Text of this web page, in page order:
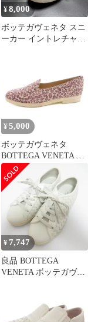
¥8,000
ボッテガヴェネタ スニ
ーカー イントレチャー
¥ 5,000
ボッテガヴェネタ
BOTTEGA VENETA ス
ニーカー スリッポン ヒ
ョウ柄 ハラコ 36.5 白
ホワイト 紫 パープル
/FF ■IBO100
¥ 7,747
良品 BOTTEGA
VENETA ボッテガヴェ
ズ34 約21cm ホワイト
レディース 古着 中古